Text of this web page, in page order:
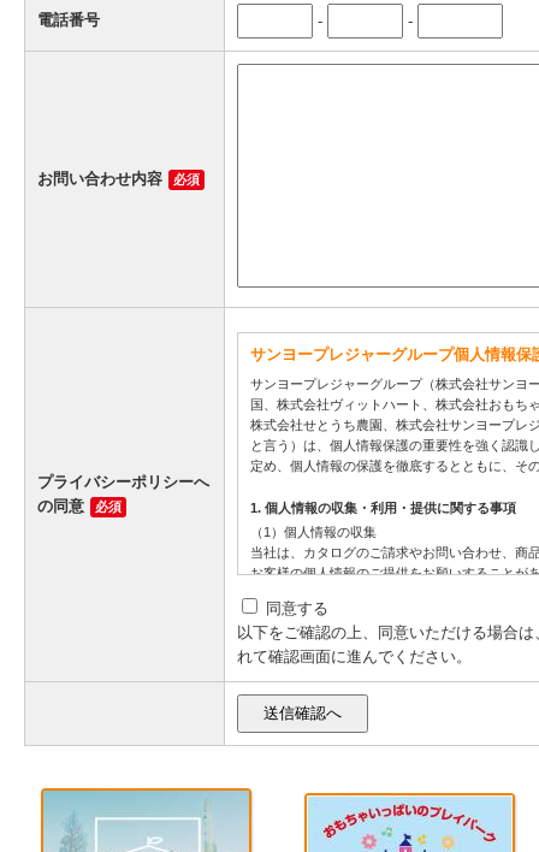
電話番号 - -
お問い合わせ内容 必須
プライバシーポリシーへ
の同意
必須
同意する
以下をご確認の上、同意いただける場合
れて確認画面に進んでください。
送信確認へ